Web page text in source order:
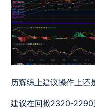
历辉综上建议操作上还
建议在回撤2320-